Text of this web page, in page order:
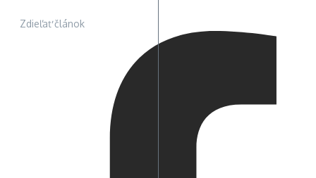
Zdieľať článok